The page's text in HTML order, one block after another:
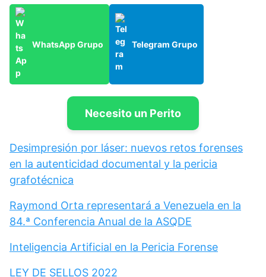
WhatsApp Grupo Telegram Grupo
Necesito un Perito
Desimpresión por láser: nuevos retos forenses
en la autenticidad documental y la pericia
grafotécnica
Raymond Orta representará a Venezuela en la
84.ª Conferencia Anual de la ASQDE
Inteligencia Artificial en la Pericia Forense
LEY DE SELLOS 2022